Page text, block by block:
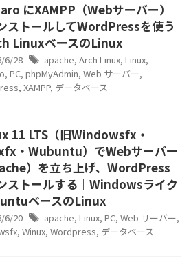
にXAMPP（Webサーバー）
ストールしてWordPressを使う
LinuxベースのLinux
6/28 apache, Arch Linux, Linux,
, PC, phpMyAdmin, Web サーバー,
, XAMPP, データベース
11 LTS（旧Windowsfx・
・Wubuntu）でWebサーバー
）を立ち上げ、WordPress
ストールする｜Windowsライク
ベースのLinux
6/20 apache, Linux, PC, Web サーバー,
, Winux, Wordpress, データベース